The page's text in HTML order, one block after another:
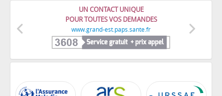
UN CONTACT UNIQUE
POUR TOUTES VOS DEMANDES
www.grand-est.paps.sante.fr
Précédent Suivant